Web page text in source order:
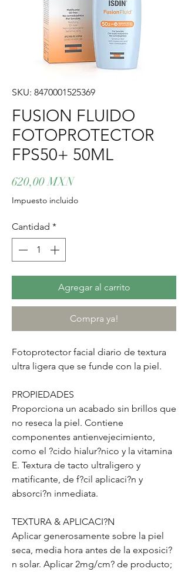
SKU: 8470001525369
FUSION FLUIDO
FOTOPROTECTOR
FPS50+ 50ML
620,00 MXNPrecio
Impuesto incluido
Cantidad *
Agregar al carrito
Compra ya!
Fotoprotector facial diario de textura
ultra ligera que se funde con la piel.
PROPIEDADES
Proporciona un acabado sin brillos que
no reseca la piel. Contiene
componentes antienvejecimiento,
como el ?cido hialur?nico y la vitamina
E. Textura de tacto ultraligero y
matificante, de f?cil aplicaci?n y
absorci?n inmediata.
TEXTURA & APLICACI?N
Aplicar generosamente sobre la piel
seca, media hora antes de la exposici?
n solar. Aplicar 2mg/cm? de producto;